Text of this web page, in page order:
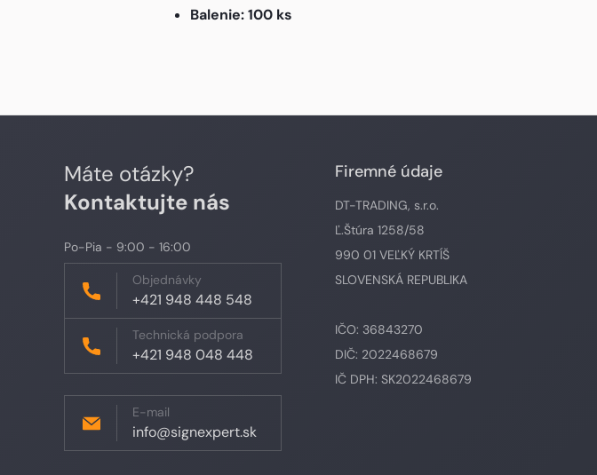
Balenie: 100 ks
Máte otázky?
Kontaktujte nás
Po-Pia - 9:00 - 16:00
Objednávky
+421 948 448 548
Technická podpora
+421 948 048 448
E-mail
info@signexpert.sk
Firemné údaje
DT-TRADING, s.r.o.
Ľ.Štúra 1258/58
990 01 VEĽKÝ KRTÍŠ
SLOVENSKÁ REPUBLIKA
IČO: 36843270
DIČ: 2022468679
IČ DPH: SK2022468679